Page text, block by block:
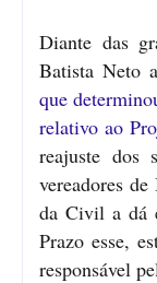
Diante das
Batista Neto
que
relativo ao
reajuste dos
vereadores
da Civil a dá
Prazo esse,
responsável